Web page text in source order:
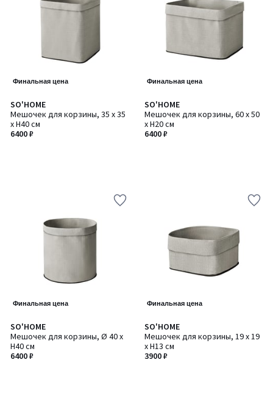
Финальная цена
SO'HOME
Мешочек для корзины, 35 x 35
x H40 см
6400 ₽
Финальная цена
SO'HOME
Мешочек для корзины, 60 x 50
x H20 см
6400 ₽
Финальная цена
SO'HOME
Мешочек для корзины, Ø 40 x
H40 см
6400 ₽
Финальная цена
SO'HOME
Мешочек для корзины, 19 x 19
x H13 см
3900 ₽